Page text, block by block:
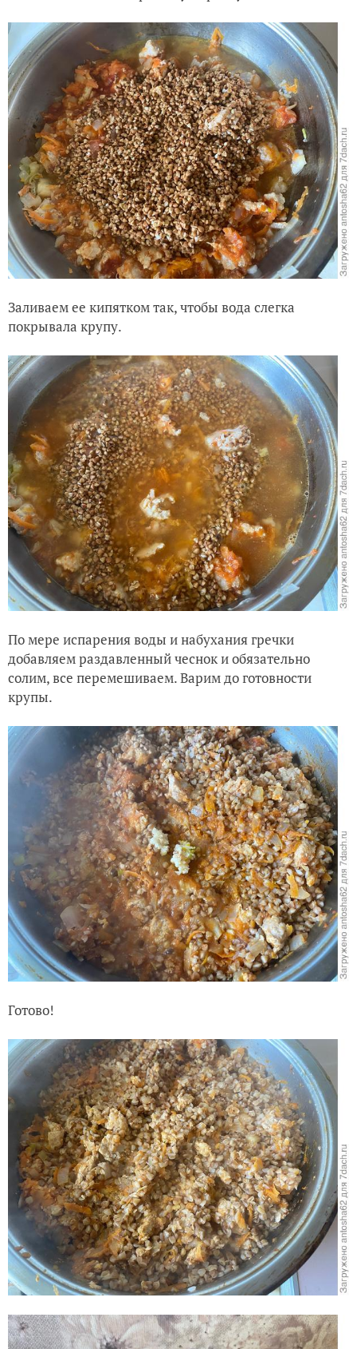
Заливаем ее кипятком так, чтобы вода слегка
покрывала крупу.
По мере испарения воды и набухания гречки
добавляем раздавленный чеснок и обязательно
солим, все перемешиваем. Варим до готовности
крупы.
Готово!